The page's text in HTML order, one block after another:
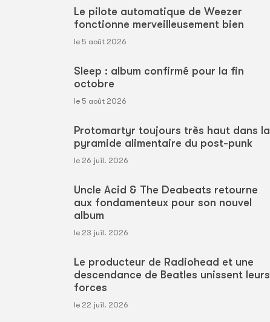
Le pilote automatique de Weezer
fonctionne merveilleusement bien
le 5 août 2026
Sleep : album confirmé pour la fin
octobre
le 5 août 2026
Protomartyr toujours très haut dans la
pyramide alimentaire du post-punk
le 26 juil. 2026
Uncle Acid & The Deabeats retourne
aux fondamenteux pour son nouvel
album
le 23 juil. 2026
Le producteur de Radiohead et une
descendance de Beatles unissent leurs
forces
le 22 juil. 2026